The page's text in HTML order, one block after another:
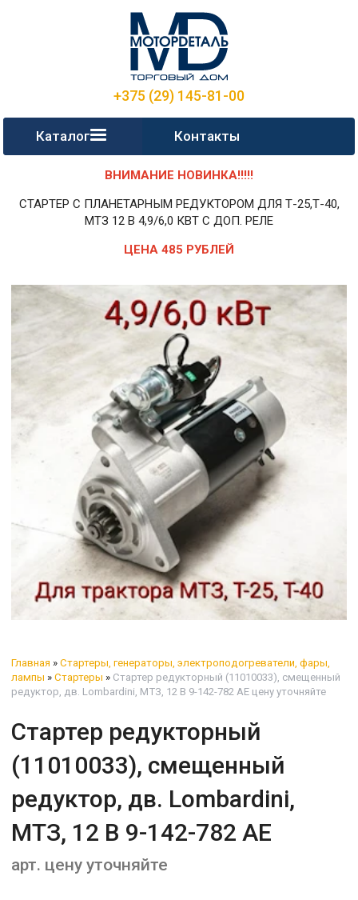
+375 (29) 145-81-00
Каталог Контакты
ВНИМАНИЕ НОВИНКА!!!!!
СТАРТЕР С ПЛАНЕТАРНЫМ РЕДУКТОРОМ ДЛЯ Т-25,Т-40,
МТЗ 12 В 4,9/6,0 КВТ С ДОП. РЕЛЕ
ЦЕНА 485 РУБЛЕЙ
Главная » Стартеры, генераторы, электроподогреватели, фары,
лампы » Стартеры » Стартер редукторный (11010033), смещенный
редуктор, дв. Lombardini, МТЗ, 12 В 9-142-782 AE цену уточняйте
Стартер редукторный
(11010033), смещенный
редуктор, дв. Lombardini,
МТЗ, 12 В 9-142-782 AE
арт. цену уточняйте